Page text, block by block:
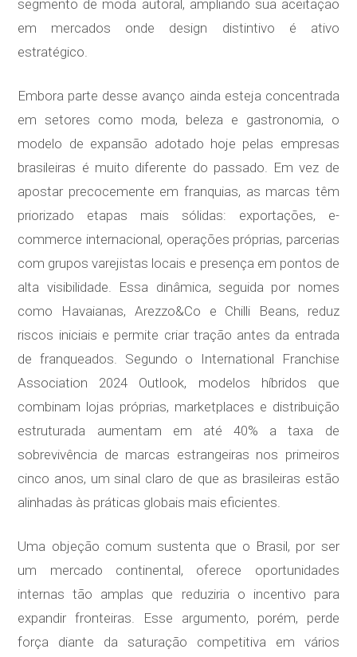
segmento de moda autoral, ampliando sua aceitação
em mercados onde design distintivo é ativo
estratégico.
Embora parte desse avanço ainda esteja concentrada
em setores como moda, beleza e gastronomia, o
modelo de expansão adotado hoje pelas empresas
brasileiras é muito diferente do passado. Em vez de
apostar precocemente em franquias, as marcas têm
priorizado etapas mais sólidas: exportações, e-
commerce internacional, operações próprias, parcerias
com grupos varejistas locais e presença em pontos de
alta visibilidade. Essa dinâmica, seguida por nomes
como Havaianas, Arezzo&Co e Chilli Beans, reduz
riscos iniciais e permite criar tração antes da entrada
de franqueados. Segundo o International Franchise
Association 2024 Outlook, modelos híbridos que
combinam lojas próprias, marketplaces e distribuição
estruturada aumentam em até 40% a taxa de
sobrevivência de marcas estrangeiras nos primeiros
cinco anos, um sinal claro de que as brasileiras estão
alinhadas às práticas globais mais eficientes.
Uma objeção comum sustenta que o Brasil, por ser
um mercado continental, oferece oportunidades
internas tão amplas que reduziria o incentivo para
expandir fronteiras. Esse argumento, porém, perde
força diante da saturação competitiva em vários